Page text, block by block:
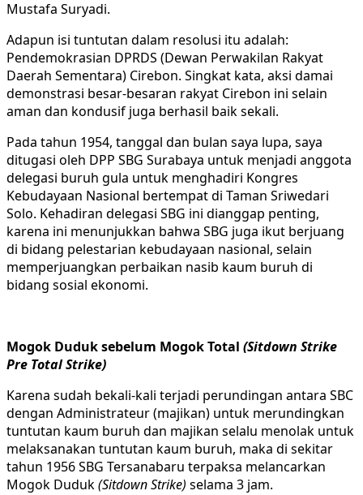
Mustafa Suryadi.
Adapun isi tuntutan dalam resolusi itu adalah:
Pendemokrasian DPRDS (Dewan Perwakilan Rakyat
Daerah Sementara) Cirebon. Singkat kata, aksi damai
demonstrasi besar-besaran rakyat Cirebon ini selain
aman dan kondusif juga berhasil baik sekali.
Pada tahun 1954, tanggal dan bulan saya lupa, saya
ditugasi oleh DPP SBG Surabaya untuk menjadi anggota
delegasi buruh gula untuk menghadiri Kongres
Kebudayaan Nasional bertempat di Taman Sriwedari
Solo. Kehadiran delegasi SBG ini dianggap penting,
karena ini menunjukkan bahwa SBG juga ikut berjuang
di bidang pelestarian kebudayaan nasional, selain
memperjuangkan perbaikan nasib kaum buruh di
bidang sosial ekonomi.
Mogok Duduk sebelum Mogok Total (Sitdown Strike
Pre Total Strike)
Karena sudah bekali-kali terjadi perundingan antara SBC
dengan Administrateur (majikan) untuk merundingkan
tuntutan kaum buruh dan majikan selalu menolak untuk
melaksanakan tuntutan kaum buruh, maka di sekitar
tahun 1956 SBG Tersanabaru terpaksa melancarkan
Mogok Duduk(Sitdown Strike) selama 3 jam.